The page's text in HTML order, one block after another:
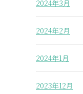
2024年3月
2024年2月
2024年1月
2023年12月